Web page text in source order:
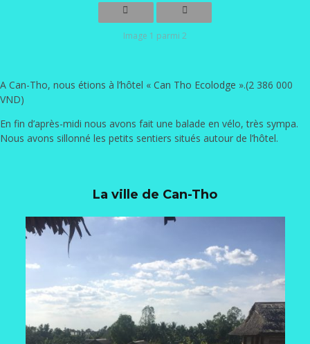
Image 1 parmi 2
A Can-Tho, nous étions à l’hôtel « Can Tho Ecolodge ».(2 386 000
VND)
En fin d’après-midi nous avons fait une balade en vélo, très sympa.
Nous avons sillonné les petits sentiers situés autour de l’hôtel.
La ville de Can-Tho